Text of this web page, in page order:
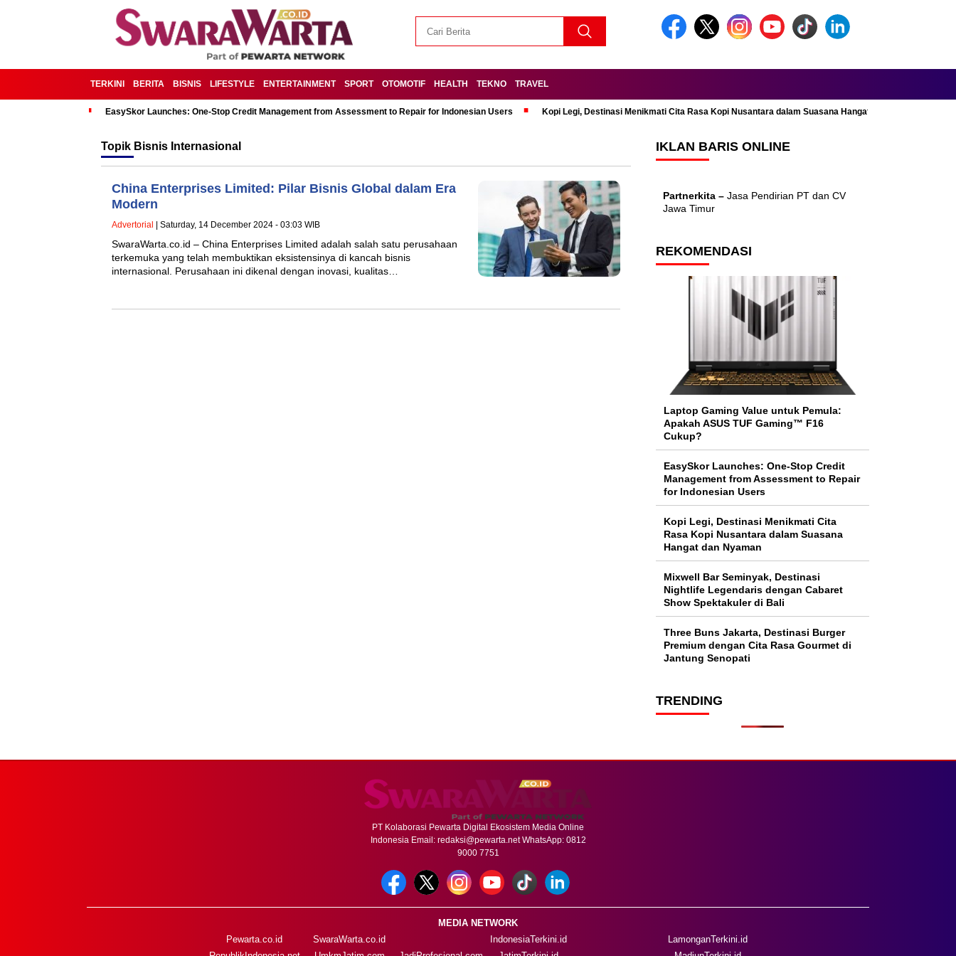
TERKINI BERITA BISNIS LIFESTYLE ENTERTAINMENT SPORT OTOMOTIF HEALTH TEKNO TRAVEL
EasySkor Launches: One-Stop Credit Management from Assessment to Repair for Indonesian Users Kopi Legi, Destinasi Menikmati Cita Rasa Kopi Nusantara dalam Suasana Hangat dan Nyaman
Topik Bisnis Internasional
China Enterprises Limited: Pilar Bisnis Global dalam Era
Modern
Advertorial | Saturday, 14 December 2024 - 03:03 WIB
SwaraWarta.co.id – China Enterprises Limited adalah salah satu perusahaan
terkemuka yang telah membuktikan eksistensinya di kancah bisnis
internasional. Perusahaan ini dikenal dengan inovasi, kualitas…
IKLAN BARIS ONLINE
Partnerkita – Jasa Pendirian PT dan CV
Jawa Timur
REKOMENDASI
Laptop Gaming Value untuk Pemula:
Apakah ASUS TUF Gaming™ F16
Cukup?
EasySkor Launches: One-Stop Credit
Management from Assessment to Repair
for Indonesian Users
Kopi Legi, Destinasi Menikmati Cita
Rasa Kopi Nusantara dalam Suasana
Hangat dan Nyaman
Mixwell Bar Seminyak, Destinasi
Nightlife Legendaris dengan Cabaret
Show Spektakuler di Bali
Three Buns Jakarta, Destinasi Burger
Premium dengan Cita Rasa Gourmet di
Jantung Senopati
TRENDING
PT Kolaborasi Pewarta Digital Ekosistem Media Online
Indonesia Email: redaksi@pewarta.netWhatsApp: 0812
9000 7751
MEDIA NETWORK
Pewarta.co.id
SwaraWarta.co.id
IndonesiaTerkini.id
LamonganTerkini.id